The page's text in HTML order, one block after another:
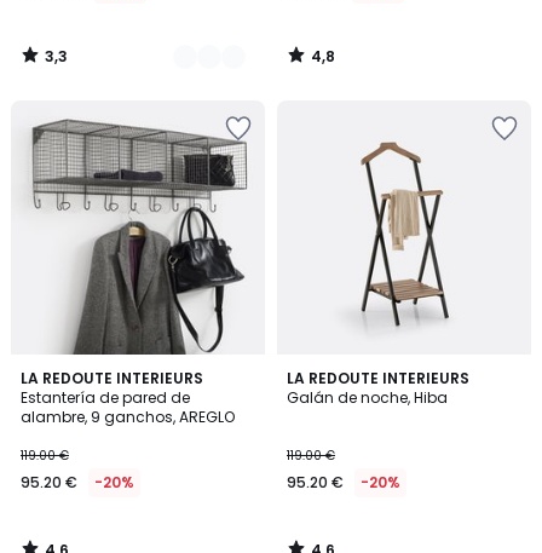
3,3
/
4,8
/
LA REDOUTE INTERIEURS
Estantería de pared de
alambre, 9 ganchos, AREGLO
119.00 €
95.20 € -20%
4,6
/ 5
LA REDOUTE INTERIEURS
Galán de noche, Hiba
119.00 €
95.20 € -20%
4,6
/ 5